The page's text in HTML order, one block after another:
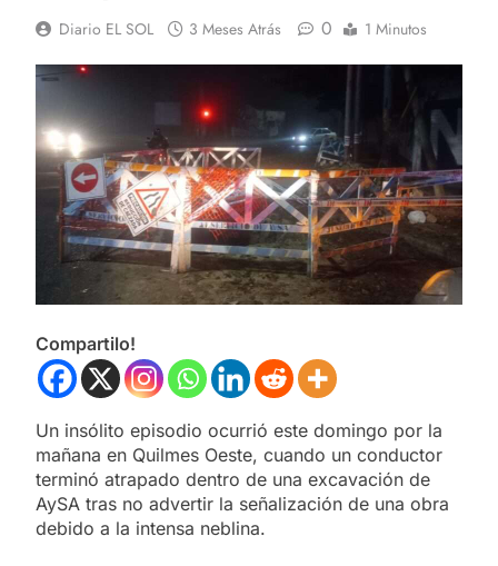
Diario EL SOL 3 Meses Atrás 0 1 Minutos
Compartilo!
Un insólito episodio ocurrió este domingo por la
mañana en Quilmes Oeste, cuando un conductor
terminó atrapado dentro de una excavación de
AySA tras no advertir la señalización de una obra
debido a la intensa neblina.